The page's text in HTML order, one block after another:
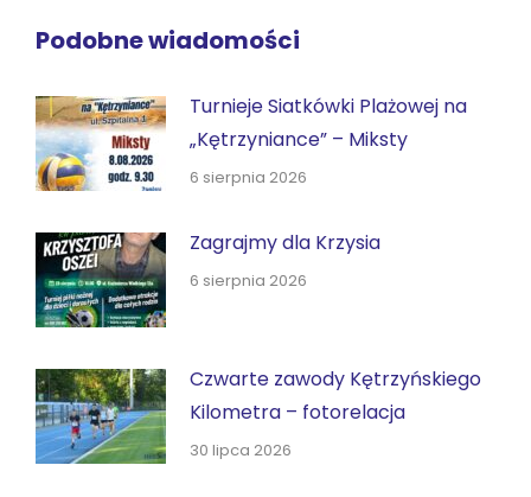
Podobne wiadomości
Turnieje Siatkówki Plażowej na
„Kętrzyniance” – Miksty
6 sierpnia 2026
Zagrajmy dla Krzysia
6 sierpnia 2026
Czwarte zawody Kętrzyńskiego
Kilometra – fotorelacja
30 lipca 2026